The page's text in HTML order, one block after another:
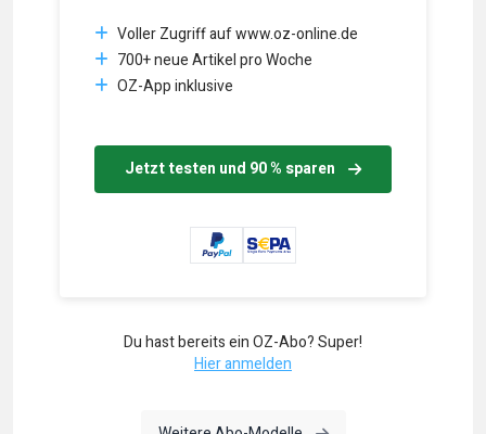
Voller Zugriff auf www.oz-online.de
700+ neue Artikel pro Woche
OZ-App inklusive
Jetzt testen und 90 % sparen
Du hast bereits ein OZ-Abo? Super!
Hier anmelden